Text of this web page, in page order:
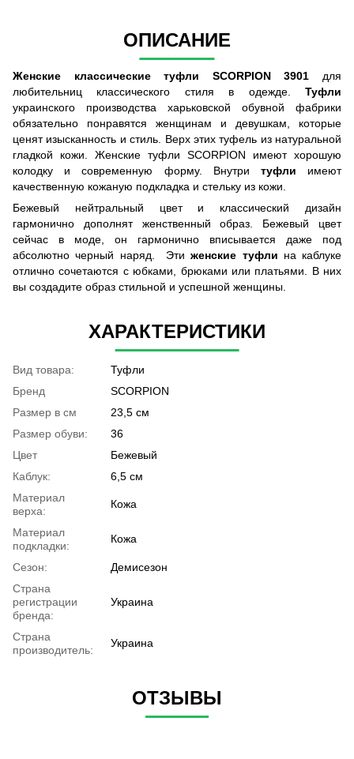
ОПИСАНИЕ
Женские классические туфли SCORPION 3901 для
любительниц классического стиля в одежде. Туфли
украинского производства харьковской обувной фабрики
обязательно понравятся женщинам и девушкам, которые
ценят изысканность и стиль. Верх этих туфель из натуральной
гладкой кожи. Женские туфли SCORPION имеют хорошую
колодку и современную форму. Внутри туфли имеют
качественную кожаную подкладка и стельку из кожи.
Бежевый нейтральный цвет и классический дизайн
гармонично дополнят женственный образ. Бежевый цвет
сейчас в моде, он гармонично вписывается даже под
абсолютно черный наряд. Этиженские туфли на каблуке
отлично сочетаются с юбками, брюками или платьями. В них
вы создадите образ стильной и успешной женщины.
ХАРАКТЕРИСТИКИ
Вид товара:
Туфли
Бренд
SCORPION
Размер в см
23,5 см
Размер обуви:
36
Цвет
Бежевый
Каблук:
6,5 см
Материал
верха:
Кожа
Материал
подкладки:
Кожа
Сезон:
Демисезон
Страна
регистрации
бренда:
Украина
Страна
производитель:
Украина
ОТЗЫВЫ